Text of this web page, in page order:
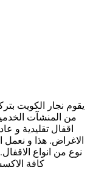
يقوم نجار الكويت
من المنشآت
اقفال تقليدية و
الاغراض. هذا و نعمل
نوع من انواع
كافة